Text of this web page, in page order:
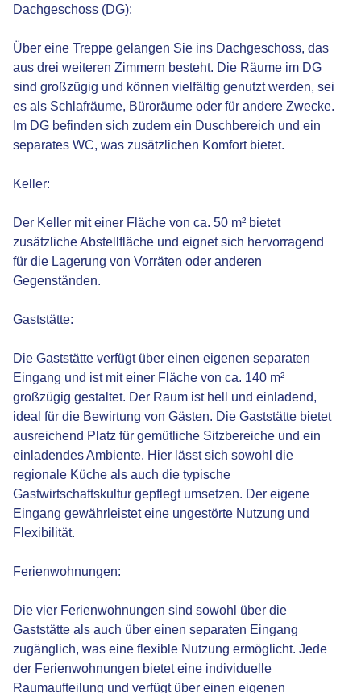
Dachgeschoss (DG):
Über eine Treppe gelangen Sie ins Dachgeschoss, das
aus drei weiteren Zimmern besteht. Die Räume im DG
sind großzügig und können vielfältig genutzt werden, sei
es als Schlafräume, Büroräume oder für andere Zwecke.
Im DG befinden sich zudem ein Duschbereich und ein
separates WC, was zusätzlichen Komfort bietet.
Keller:
Der Keller mit einer Fläche von ca. 50 m² bietet
zusätzliche Abstellfläche und eignet sich hervorragend
für die Lagerung von Vorräten oder anderen
Gegenständen.
Gaststätte:
Die Gaststätte verfügt über einen eigenen separaten
Eingang und ist mit einer Fläche von ca. 140 m²
großzügig gestaltet. Der Raum ist hell und einladend,
ideal für die Bewirtung von Gästen. Die Gaststätte bietet
ausreichend Platz für gemütliche Sitzbereiche und ein
einladendes Ambiente. Hier lässt sich sowohl die
regionale Küche als auch die typische
Gastwirtschaftskultur gepflegt umsetzen. Der eigene
Eingang gewährleistet eine ungestörte Nutzung und
Flexibilität.
Ferienwohnungen:
Die vier Ferienwohnungen sind sowohl über die
Gaststätte als auch über einen separaten Eingang
zugänglich, was eine flexible Nutzung ermöglicht. Jede
der Ferienwohnungen bietet eine individuelle
Raumaufteilung und verfügt über einen eigenen